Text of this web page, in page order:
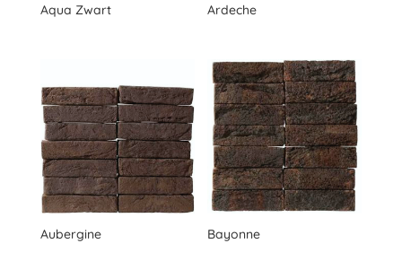
Aqua Zwart Ardeche
Aubergine Bayonne